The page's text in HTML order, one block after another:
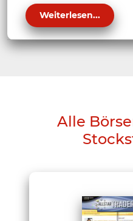
Weiterlesen...
Alle